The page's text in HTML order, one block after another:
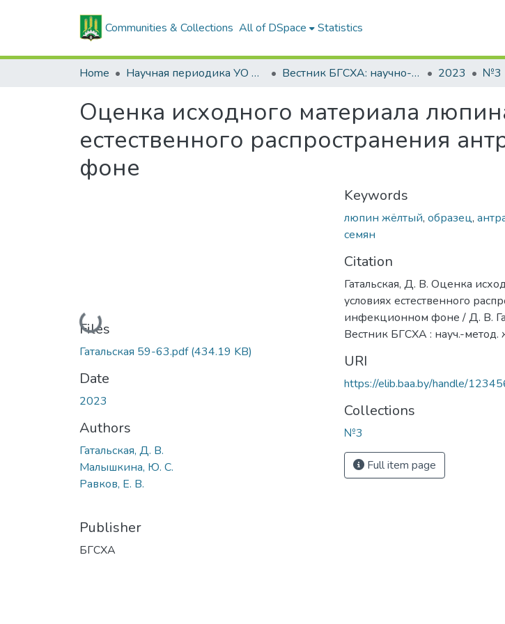
Communities & Collections All of DSpace Statistics
Home Научная периодика УО БГСХА Вестник БГСХА: научно-методический журнал Белорусской государственной сельскохозяйственной академии 2023 №3
Оценка исходного материала
естественного распространения
фоне
Loading...
Files
Гатальская 59-63.pdf(434.19 KB)
Date
2023
Authors
Гатальская, Д. В.
Малышкина, Ю. С.
Равков, Е. В.
Publisher
БГСХА
Keywords
люпин жёлтый, образец,
семян
Citation
Гатальская, Д. В. Оценка
условиях естественного
инфекционном фоне / Д. В.
Вестник БГСХА : науч.-
URI
https://elib.baa.by/handle/
Collections
№3
Full item page